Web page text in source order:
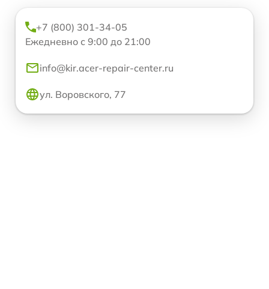
+7 (800) 301-34-05
Ежедневно с 9:00 до 21:00
info@kir.acer-repair-center.ru
ул. Воровского, 77